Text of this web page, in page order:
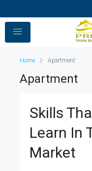
Home Apartment
Apartment
Skills
Learn In
Market